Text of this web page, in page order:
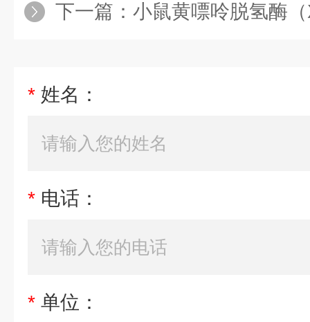
下一篇： 小鼠黄嘌呤脱氢酶（
* 姓名：
* 电话：
* 单位：